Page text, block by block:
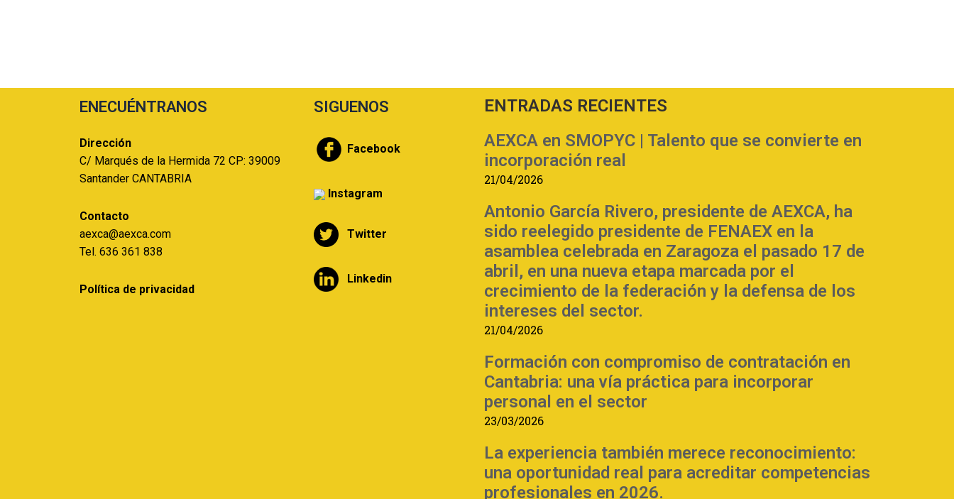
ENECUÉNTRANOS
Dirección
C/ Marqués de la Hermida 72 CP: 39009
Santander CANTABRIA
Contacto
aexca@aexca.com
Tel. 636 361 838
Política de privacidad
SIGUENOS
Facebook
Instagram
Twitter
Linkedin
ENTRADAS RECIENTES
AEXCA en SMOPYC | Talento que se convierte en
incorporación real
21/04/2026
Antonio García Rivero, presidente de AEXCA, ha
sido reelegido presidente de FENAEX en la
asamblea celebrada en Zaragoza el pasado 17 de
abril, en una nueva etapa marcada por el
crecimiento de la federación y la defensa de los
intereses del sector.
21/04/2026
Formación con compromiso de contratación en
Cantabria: una vía práctica para incorporar
personal en el sector
23/03/2026
La experiencia también merece reconocimiento:
una oportunidad real para acreditar competencias
profesionales en 2026.